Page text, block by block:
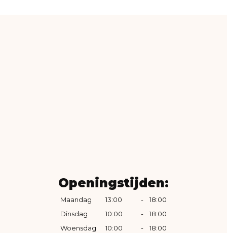
Openingstijden:
Maandag 13:00 -
18:00
Dinsdag
10:00 -
18:00
Woensdag
10:00 -
18:00